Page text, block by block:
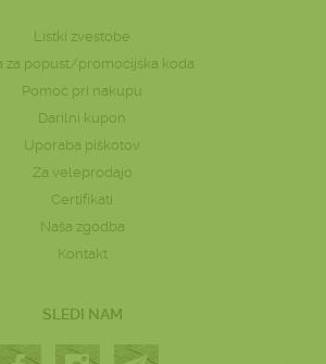
Listki zvestobe
za popust/promocijska koda
Pomoč pri nakupu
Darilni kupon
Uporaba piškotov
Za veleprodajo
Certifikati
Naša zgodba
Kontakt
SLEDI NAM